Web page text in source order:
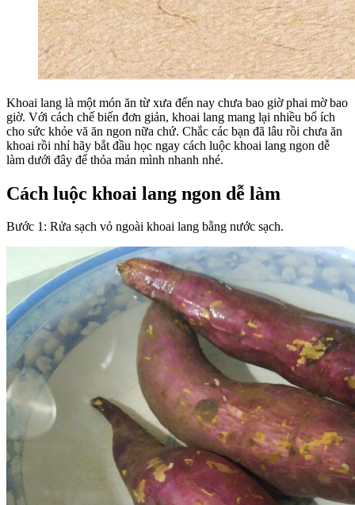
Khoai lang là một món ăn từ xưa đến nay chưa bao giờ phai mờ bao
giờ. Với cách chế biến đơn giản, khoai lang mang lại nhiều bổ ích
cho sức khỏe vă ăn ngon nữa chứ. Chắc các bạn đã lâu rồi chưa ăn
khoai rồi nhỉ hãy bắt đầu học ngay cách luộc khoai lang ngon dễ
làm dưới đây để thỏa mản mình nhanh nhé.
Cách luộc khoai lang ngon dễ làm
Bước 1: Rửa sạch vỏ ngoài khoai lang bằng nước sạch.